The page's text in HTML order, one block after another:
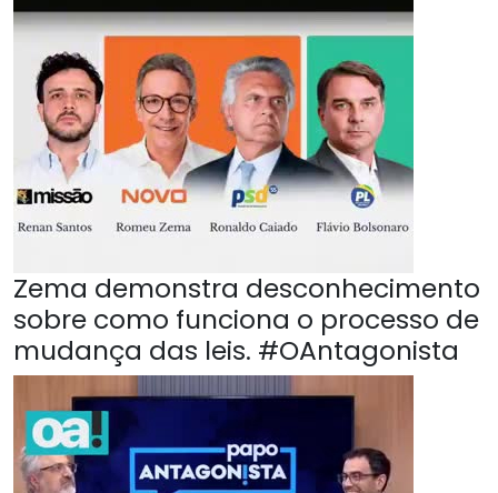
Zema demonstra desconhecimento
sobre como funciona o processo de
mudança das leis. #OAntagonista